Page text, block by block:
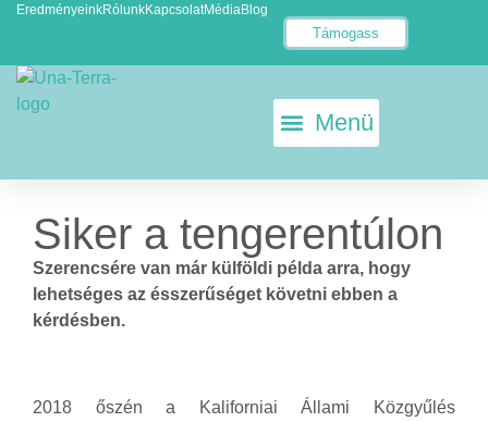
EredményeinkRólunkKapcsolatMédiaBlog
Támogass
Siker a tengerentúlon
Szerencsére van már külföldi példa arra, hogy
lehetséges az ésszerűséget követni ebben a
kérdésben.
2018 őszén a Kaliforniai Állami Közgyűlés